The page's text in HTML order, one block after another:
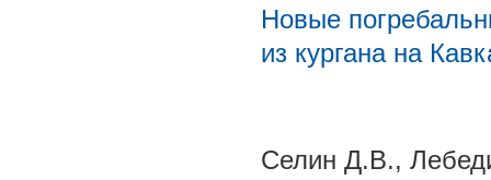
Новые
из кургана на
Селин Д.В.,